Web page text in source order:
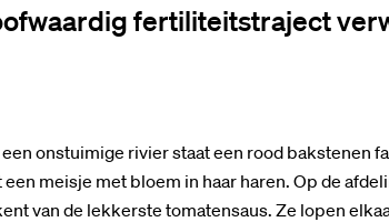
fertiliteitstraject
een onstuimige rivier staat een rood bakstenen
meisje met bloem in haar haren. Op de
van de lekkerste tomatensaus. Ze lopen